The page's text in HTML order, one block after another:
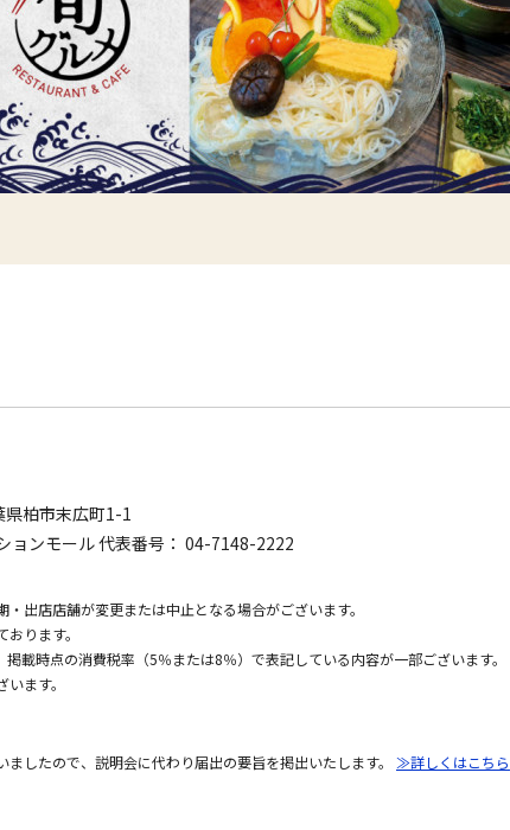
県柏市末広町1-1
ョンモール 代表番号： 04-7148-2222
出店店舗が変更または中止となる場合がございます。
ります。
載時点の消費税率（5％または8％）で表記している内容が一部ございます。
ます。
したので、説明会に代わり届出の要旨を掲出いたします。 ≫詳しくはこちら